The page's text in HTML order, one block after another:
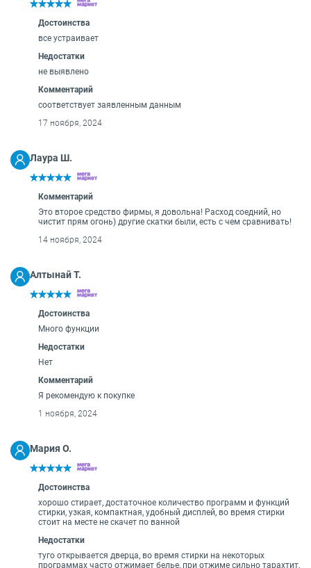
Достоинства
все устраивает
Недостатки
не выявлено
Комментарий
соответствует заявленным данным
17 ноября, 2024
Лаура Ш.
Комментарий
Это второе средство фирмы, я довольна! Расход соедний, но
чистит прям огонь) другие скатки были, есть с чем сравнивать!
14 ноября, 2024
Алтынай Т.
Достоинства
Много функции
Недостатки
Нет
Комментарий
Я рекомендую к покупке
1 ноября, 2024
Мария О.
Достоинства
хорошо стирает, достаточное количество программ и функций
стирки, узкая, компактная, удобный дисплей, во время стирки
стоит на месте не скачет по ванной
Недостатки
туго открывается дверца, во время стирки на некоторых
программах часто отжимает белье, при отжиме сильно тарахтит,